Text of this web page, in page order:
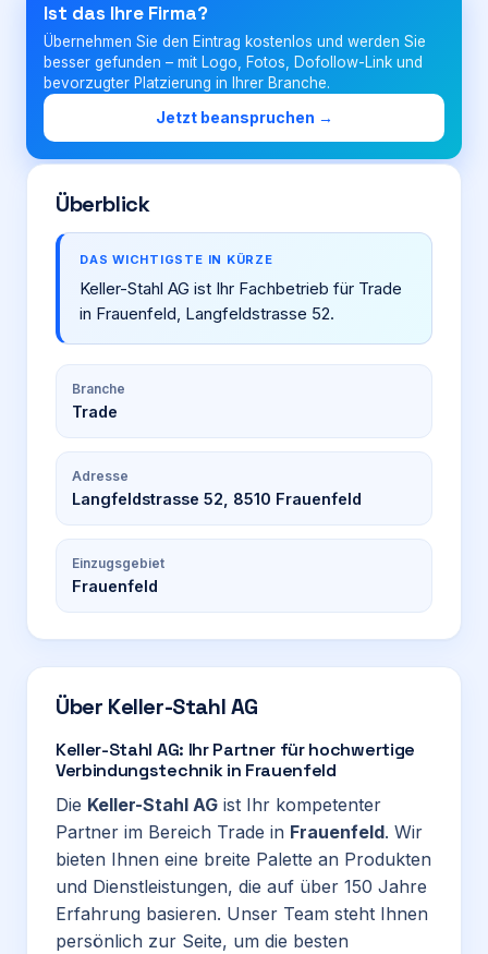
Firma eintragen
Ist das Ihre Firma?
Übernehmen Sie den Eintrag kostenlos und werden Sie
besser gefunden – mit Logo, Fotos, Dofollow-Link und
bevorzugter Platzierung in Ihrer Branche.
Jetzt beanspruchen →
Überblick
DAS WICHTIGSTE IN KÜRZE
Keller-Stahl AG ist Ihr Fachbetrieb für Trade
in Frauenfeld, Langfeldstrasse 52.
Branche
Trade
Adresse
Langfeldstrasse 52, 8510 Frauenfeld
Einzugsgebiet
Frauenfeld
Über Keller-Stahl AG
Keller-Stahl AG: Ihr Partner für hochwertige
Verbindungstechnik in Frauenfeld
Die Keller-Stahl AG ist Ihr kompetenter
Partner im Bereich Trade in Frauenfeld. Wir
bieten Ihnen eine breite Palette an Produkten
und Dienstleistungen, die auf über 150 Jahre
Erfahrung basieren. Unser Team steht Ihnen
persönlich zur Seite, um die besten